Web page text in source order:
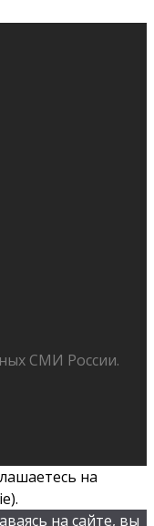
СМИ России.
на
на сайте, вы